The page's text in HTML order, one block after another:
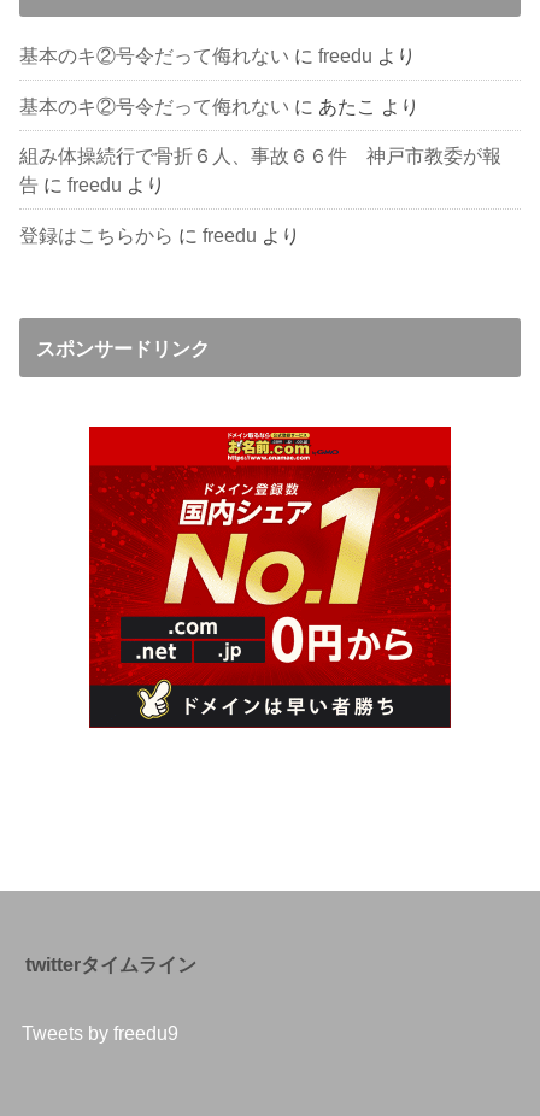
基本のキ②号令だって侮れない にfreedu より
基本のキ②号令だって侮れない に あたこ より
組み体操続行で骨折６人、事故６６件 神戸市教委が報
告 にfreedu より
登録はこちらから にfreedu より
スポンサードリンク
twitterタイムライン
Tweets by freedu9